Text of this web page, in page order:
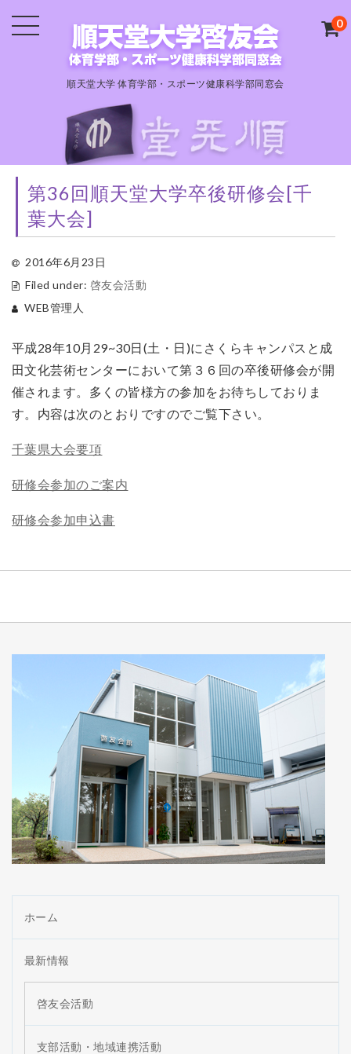
順天堂大学 体育学部・スポーツ健康科学部同窓会
0
第36回順天堂大学卒後研修会[千
葉大会]
2016年6月23日
Filed under: 啓友会活動
WEB管理人
平成28年10月29~30日(土・日)にさくらキャンパスと成
田文化芸術センターにおいて第３６回の卒後研修会が開
催されます。多くの皆様方の参加をお待ちしておりま
す。内容は次のとおりですのでご覧下さい。
千葉県大会要項
研修会参加のご案内
研修会参加申込書
ホーム
最新情報
啓友会活動
支部活動・地域連携活動